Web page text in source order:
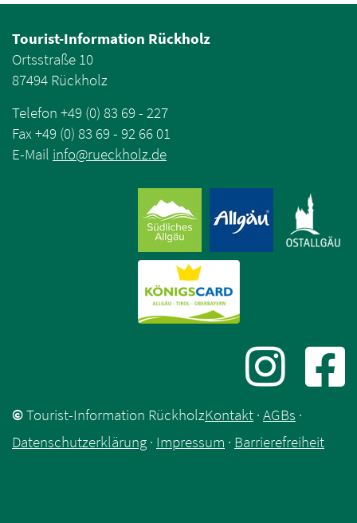
Tourist-Information Rückholz
Ortsstraße 10
87494 Rückholz
Telefon +49 (0) 83 69 - 227
Fax +49 (0) 83 69 - 92 66 01
E-Mail info@rueckholz.de
©Tourist-Information RückholzKontakt · AGBs ·
Datenschutzerklärung · Impressum · Barrierefreiheit